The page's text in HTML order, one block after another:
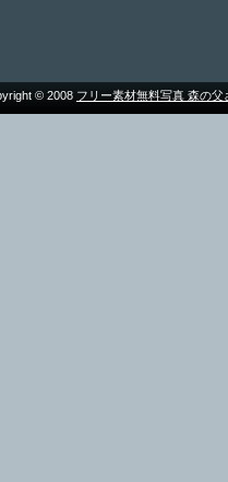
© 2008 フリー素材無料写真 森の父